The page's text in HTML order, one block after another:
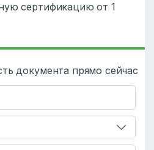
сертификацию от 1
документа прямо сейчас